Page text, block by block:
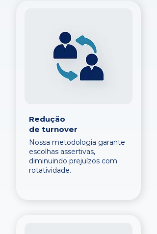
Redução
de turnover
Nossa metodologia garante
escolhas assertivas,
diminuindo prejuízos com
rotatividade.